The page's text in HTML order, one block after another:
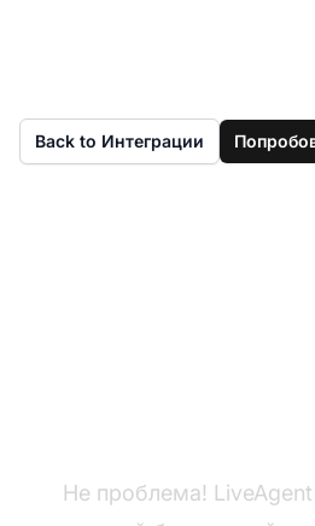
Back to Интеграции
Не проблема!